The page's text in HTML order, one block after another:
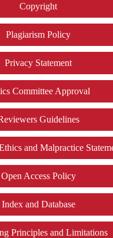
Copyright
Plagiarism Policy
Privacy Statement
Committee Approval
Guidelines
and Malpractice
Open Access Policy
Index and Database
Principles and Limitations